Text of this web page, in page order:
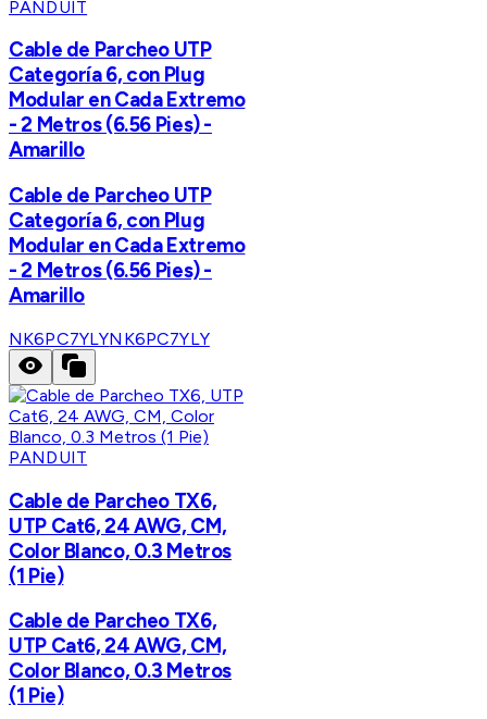
PANDUIT
Cable de Parcheo UTP
Categoría 6, con Plug
Modular en Cada Extremo
- 2 Metros (6.56 Pies) -
Amarillo
Cable de Parcheo UTP
Categoría 6, con Plug
Modular en Cada Extremo
- 2 Metros (6.56 Pies) -
Amarillo
NK6PC7YLYNK6PC7YLY
PANDUIT
Cable de Parcheo TX6,
UTP Cat6, 24 AWG, CM,
Color Blanco, 0.3 Metros
(1 Pie)
Cable de Parcheo TX6,
UTP Cat6, 24 AWG, CM,
Color Blanco, 0.3 Metros
(1 Pie)